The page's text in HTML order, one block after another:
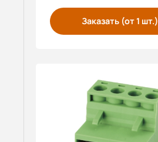
Заказать (от 1 шт.)